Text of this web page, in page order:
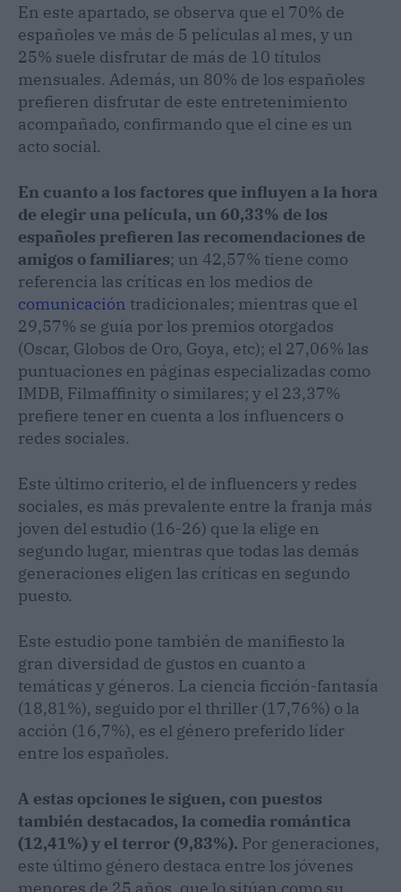
En este apartado, se observa que el 70% de
españoles ve más de 5 películas al mes, y un
25% suele disfrutar de más de 10 títulos
mensuales. Además, un 80% de los españoles
prefieren disfrutar de este entretenimiento
acompañado, confirmando que el cine es un
acto social.
En cuanto a los factores que influyen a la hora
de elegir una película, un 60,33% de los
españoles prefieren las recomendaciones de
amigos o familiares; un 42,57% tiene como
referencia las críticas en los medios de
comunicación tradicionales; mientras que el
29,57% se guía por los premios otorgados
(Oscar, Globos de Oro, Goya, etc); el 27,06% las
puntuaciones en páginas especializadas como
IMDB, Filmaffinity o similares; y el 23,37%
prefiere tener en cuenta a los influencers o
redes sociales.
Este último criterio, el de influencers y redes
sociales, es más prevalente entre la franja más
joven del estudio (16-26) que la elige en
segundo lugar, mientras que todas las demás
generaciones eligen las críticas en segundo
puesto.
Este estudio pone también de manifiesto la
gran diversidad de gustos en cuanto a
temáticas y géneros. La ciencia ficción-fantasía
(18,81%), seguido por el thriller (17,76%) o la
acción (16,7%), es el género preferido líder
entre los españoles.
A estas opciones le siguen, con puestos
también destacados, la comedia romántica
(12,41%) y el terror (9,83%). Por generaciones,
este último género destaca entre los jóvenes
menores de 25 años, que lo sitúan como su